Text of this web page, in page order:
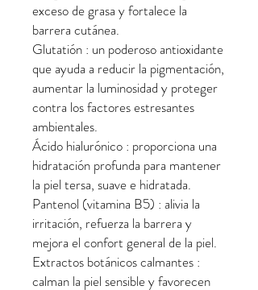
exceso de grasa y fortalece la
barrera cutánea.
Glutatión : un poderoso antioxidante
que ayuda a reducir la pigmentación,
aumentar la luminosidad y proteger
contra los factores estresantes
ambientales.
Ácido hialurónico : proporciona una
hidratación profunda para mantener
la piel tersa, suave e hidratada.
Pantenol (vitamina B5) : alivia la
irritación, refuerza la barrera y
mejora el confort general de la piel.
Extractos botánicos calmantes :
calman la piel sensible y favorecen